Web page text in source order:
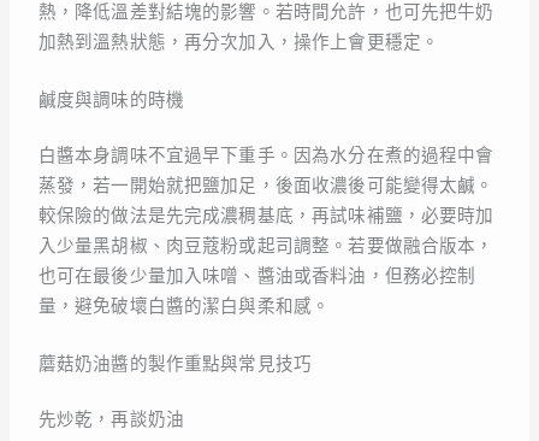
熱，降低溫差對結塊的影響。若時間允許，也可先把牛奶
加熱到溫熱狀態，再分次加入，操作上會更穩定。
鹹度與調味的時機
白醬本身調味不宜過早下重手。因為水分在煮的過程中會
蒸發，若一開始就把鹽加足，後面收濃後可能變得太鹹。
較保險的做法是先完成濃稠基底，再試味補鹽，必要時加
入少量黑胡椒、肉豆蔻粉或起司調整。若要做融合版本，
也可在最後少量加入味噌、醬油或香料油，但務必控制
量，避免破壞白醬的潔白與柔和感。
蘑菇奶油醬的製作重點與常見技巧
先炒乾，再談奶油